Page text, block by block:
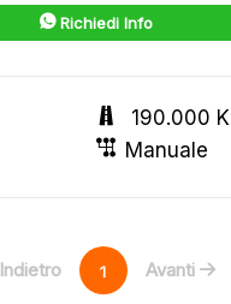
Richiedi Info
190.000
Manuale
Indietro 1 Avanti